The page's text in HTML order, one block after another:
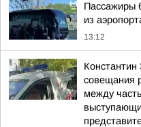
Пассажиры
из
13:12
совещания
между